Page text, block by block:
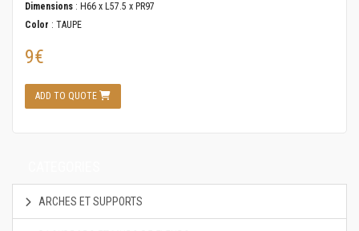
Dimensions : H66 x L57.5 x PR97
Color : TAUPE
9€
ADD TO QUOTE
ARCHES ET SUPPORTS